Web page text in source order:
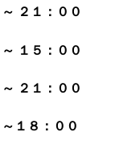
：００
：００
１：００
：００